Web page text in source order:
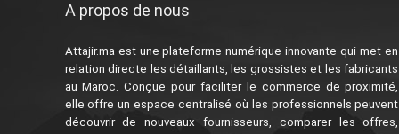
A propos de nous
Attajir.ma est une plateforme numérique innovante qui met en
relation directe les détaillants, les grossistes et les fabricants
au Maroc. Conçue pour faciliter le commerce de proximité,
elle offre un espace centralisé où les professionnels peuvent
découvrir de nouveaux fournisseurs, comparer les offres,